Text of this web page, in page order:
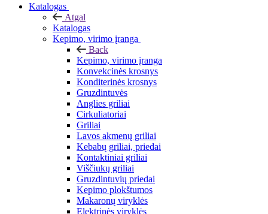
Katalogas
Atgal
Katalogas
Kepimo, virimo įranga
Back
Kepimo, virimo įranga
Konvekcinės krosnys
Konditerinės krosnys
Gruzdintuvės
Anglies griliai
Cirkuliatoriai
Griliai
Lavos akmenų griliai
Kebabų griliai, priedai
Kontaktiniai griliai
Viščiukų griliai
Gruzdintuvių priedai
Kepimo plokštumos
Makaronų viryklės
Elektrinės viryklės